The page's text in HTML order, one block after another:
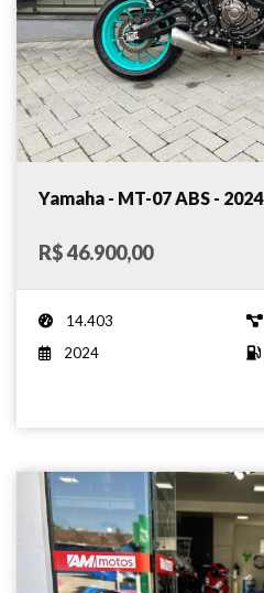
Yamaha - MT-07 ABS - 2024
R$ 46.900,00
14.403
2024